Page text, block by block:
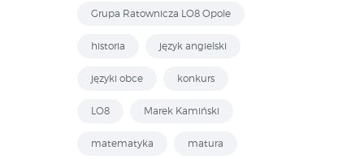
Grupa Ratownicza LO8 Opole
historia język angielski
języki obce konkurs
LO8 Marek Kamiński
matematyka matura